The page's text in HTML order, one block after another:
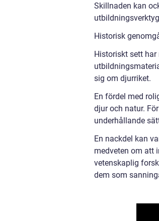
Skillnaden kan
Historisk
Historiskt sett
sig om djurriket.
En fördel med
djur och natur.
underhållande
En nackdel kan
medveten om att
vetenskaplig
dem som